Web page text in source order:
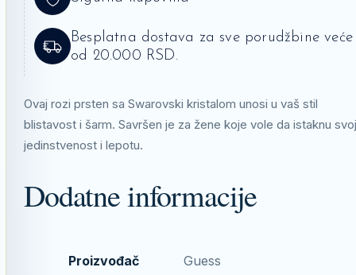
Besplatna dostava za sve porudžbine veće
od 20.000 RSD.
Ovaj rozi prsten sa Swarovski kristalom unosi u vaš stil
blistavost i šarm. Savršen je za žene koje vole da istaknu
jedinstvenost i lepotu.
Dodatne informacije
Proizvođač Guess